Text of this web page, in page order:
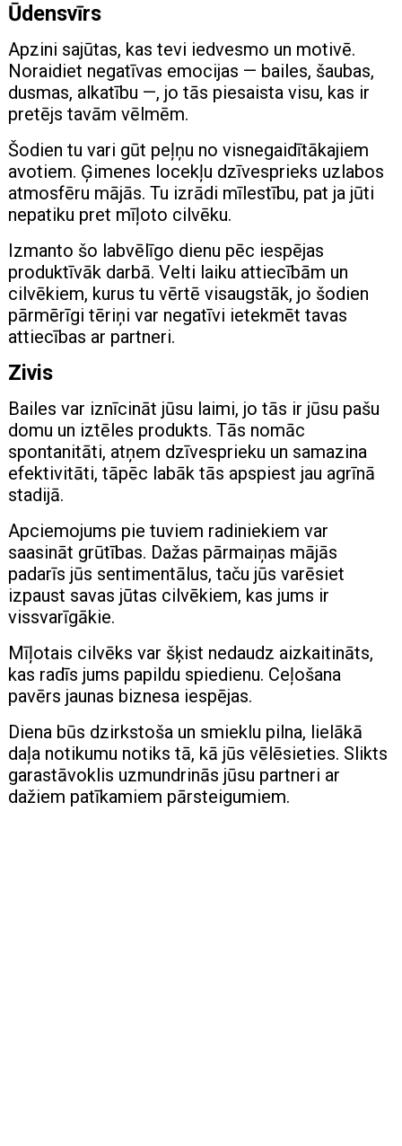
Ūdensvīrs
Apzini sajūtas, kas tevi iedvesmo un motivē.
Noraidiet negatīvas emocijas — bailes, šaubas,
dusmas, alkatību —, jo tās piesaista visu, kas ir
pretējs tavām vēlmēm.
Šodien tu vari gūt peļņu no visnegaidītākajiem
avotiem. Ģimenes locekļu dzīvesprieks uzlabos
atmosfēru mājās. Tu izrādi mīlestību, pat ja jūti
nepatiku pret mīļoto cilvēku.
Izmanto šo labvēlīgo dienu pēc iespējas
produktīvāk darbā. Velti laiku attiecībām un
cilvēkiem, kurus tu vērtē visaugstāk, jo šodien
pārmērīgi tēriņi var negatīvi ietekmēt tavas
attiecības ar partneri.
Zivis
Bailes var iznīcināt jūsu laimi, jo tās ir jūsu pašu
domu un iztēles produkts. Tās nomāc
spontanitāti, atņem dzīvesprieku un samazina
efektivitāti, tāpēc labāk tās apspiest jau agrīnā
stadijā.
Apciemojums pie tuviem radiniekiem var
saasināt grūtības. Dažas pārmaiņas mājās
padarīs jūs sentimentālus, taču jūs varēsiet
izpaust savas jūtas cilvēkiem, kas jums ir
vissvarīgākie.
Mīļotais cilvēks var šķist nedaudz aizkaitināts,
kas radīs jums papildu spiedienu. Ceļošana
pavērs jaunas biznesa iespējas.
Diena būs dzirkstoša un smieklu pilna, lielākā
daļa notikumu notiks tā, kā jūs vēlēsieties. Slikts
garastāvoklis uzmundrinās jūsu partneri ar
dažiem patīkamiem pārsteigumiem.